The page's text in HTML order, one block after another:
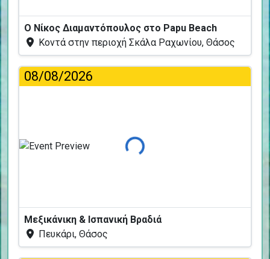
Ο Νίκος Διαμαντόπουλος στο Papu Beach
Κοντά στην περιοχή Σκάλα Ραχωνίου, Θάσος
08/08/2026
Φόρτωση...
Μεξικάνικη & Ισπανική Βραδιά
Πευκάρι, Θάσος